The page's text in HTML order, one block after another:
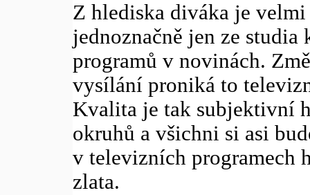
Z hlediska diváka je
jednoznačně jen ze
programů v novinách.
vysílání proniká to
Kvalita je tak subjektivní
okruhů a všichni si asi
v televizních programech
zlata.